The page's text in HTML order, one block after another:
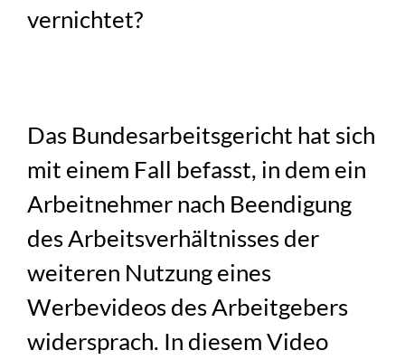
vernichtet?
Das Bundesarbeitsgericht hat sich
mit einem Fall befasst, in dem ein
Arbeitnehmer nach Beendigung
des Arbeitsverhältnisses der
weiteren Nutzung eines
Werbevideos des Arbeitgebers
widersprach. In diesem Video